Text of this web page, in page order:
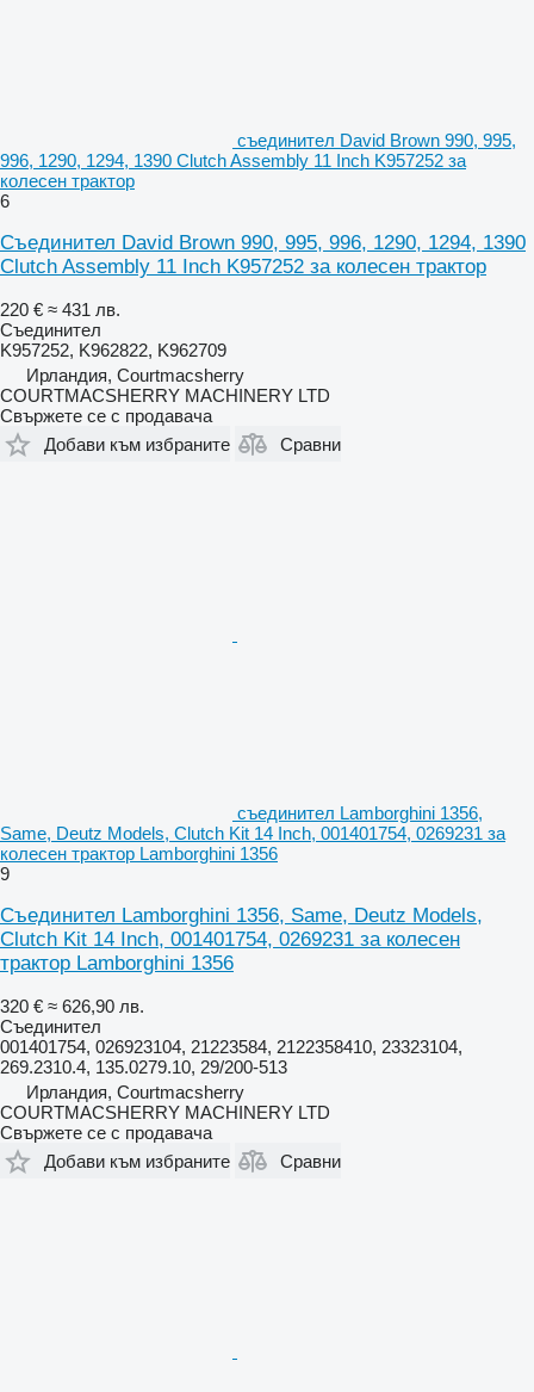
съединител David Brown 990, 995,
996, 1290, 1294, 1390 Clutch Assembly 11 Inch K957252 за
колесен трактор
6
Съединител David Brown 990, 995, 996, 1290, 1294, 1390
Clutch Assembly 11 Inch K957252 за колесен трактор
220 € ≈ 431 лв.
Съединител
K957252, K962822, K962709
Ирландия, Courtmacsherry
COURTMACSHERRY MACHINERY LTD
Свържете се с продавача
Добави към избраните
Сравни
съединител Lamborghini 1356,
Same, Deutz Models, Clutch Kit 14 Inch, 001401754, 0269231 за
колесен трактор Lamborghini 1356
9
Съединител Lamborghini 1356, Same, Deutz Models,
Clutch Kit 14 Inch, 001401754, 0269231 за колесен
трактор Lamborghini 1356
320 € ≈ 626,90 лв.
Съединител
001401754, 026923104, 21223584, 2122358410, 23323104,
269.2310.4, 135.0279.10, 29/200-513
Ирландия, Courtmacsherry
COURTMACSHERRY MACHINERY LTD
Свържете се с продавача
Добави към избраните
Сравни